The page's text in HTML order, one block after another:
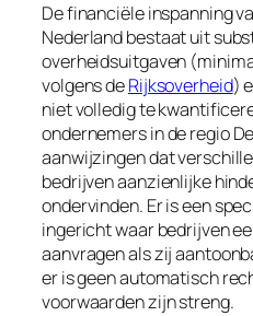
De financiële inspanning
Nederland bestaat uit
overheidsuitgaven
volgens deRijksoverheid)
niet volledig te
ondernemers in de regio
aanwijzingen dat
bedrijven aanzienlijke
ondervinden. Er is een
ingericht waar bedrijven
aanvragen als zij
er is geen automatisch
voorwaarden zijn streng.